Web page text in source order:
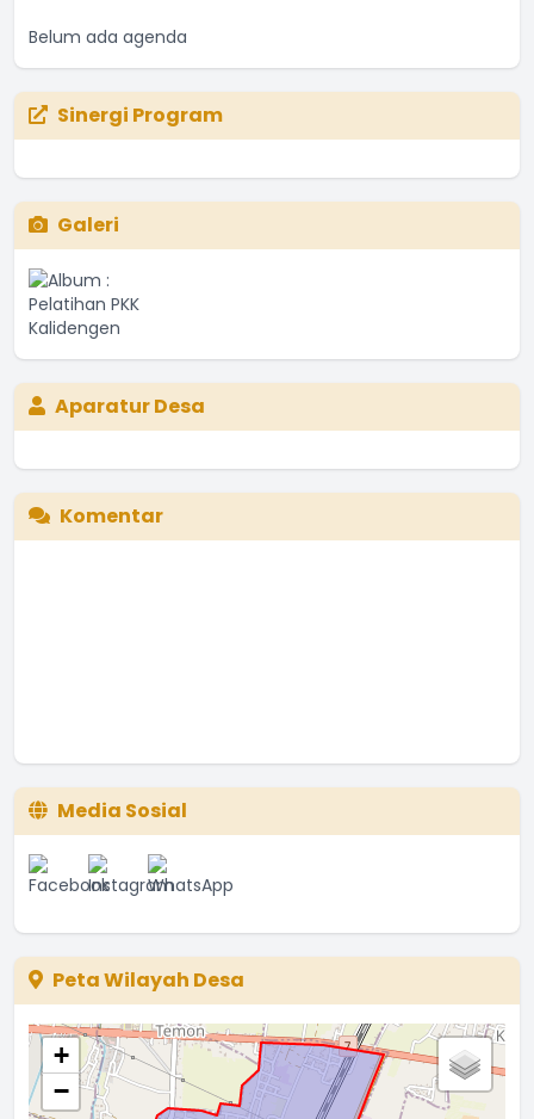
Belum ada agenda
Sinergi Program
Galeri
Aparatur Desa
Komentar
Media Sosial
Peta Wilayah Desa
+
−